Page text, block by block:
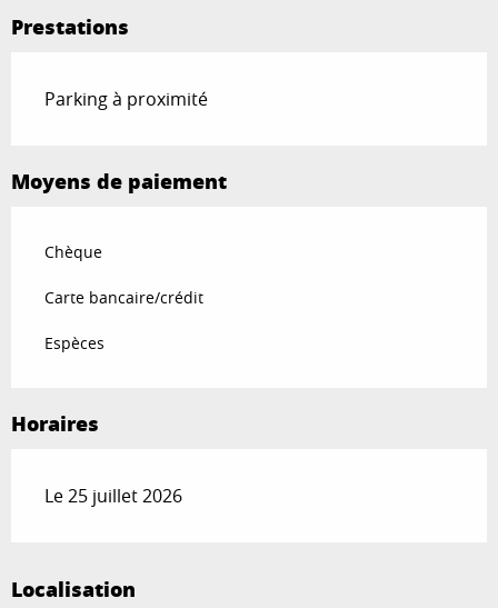
Prestations
Parking à proximité
Moyens de paiement
Chèque
Carte bancaire/crédit
Espèces
Horaires
Le 25 juillet 2026
Localisation